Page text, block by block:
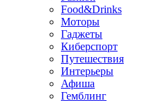
Food&Drinks
Моторы
Гаджеты
Киберспорт
Путешествия
Интерьеры
Афиша
Гемблинг